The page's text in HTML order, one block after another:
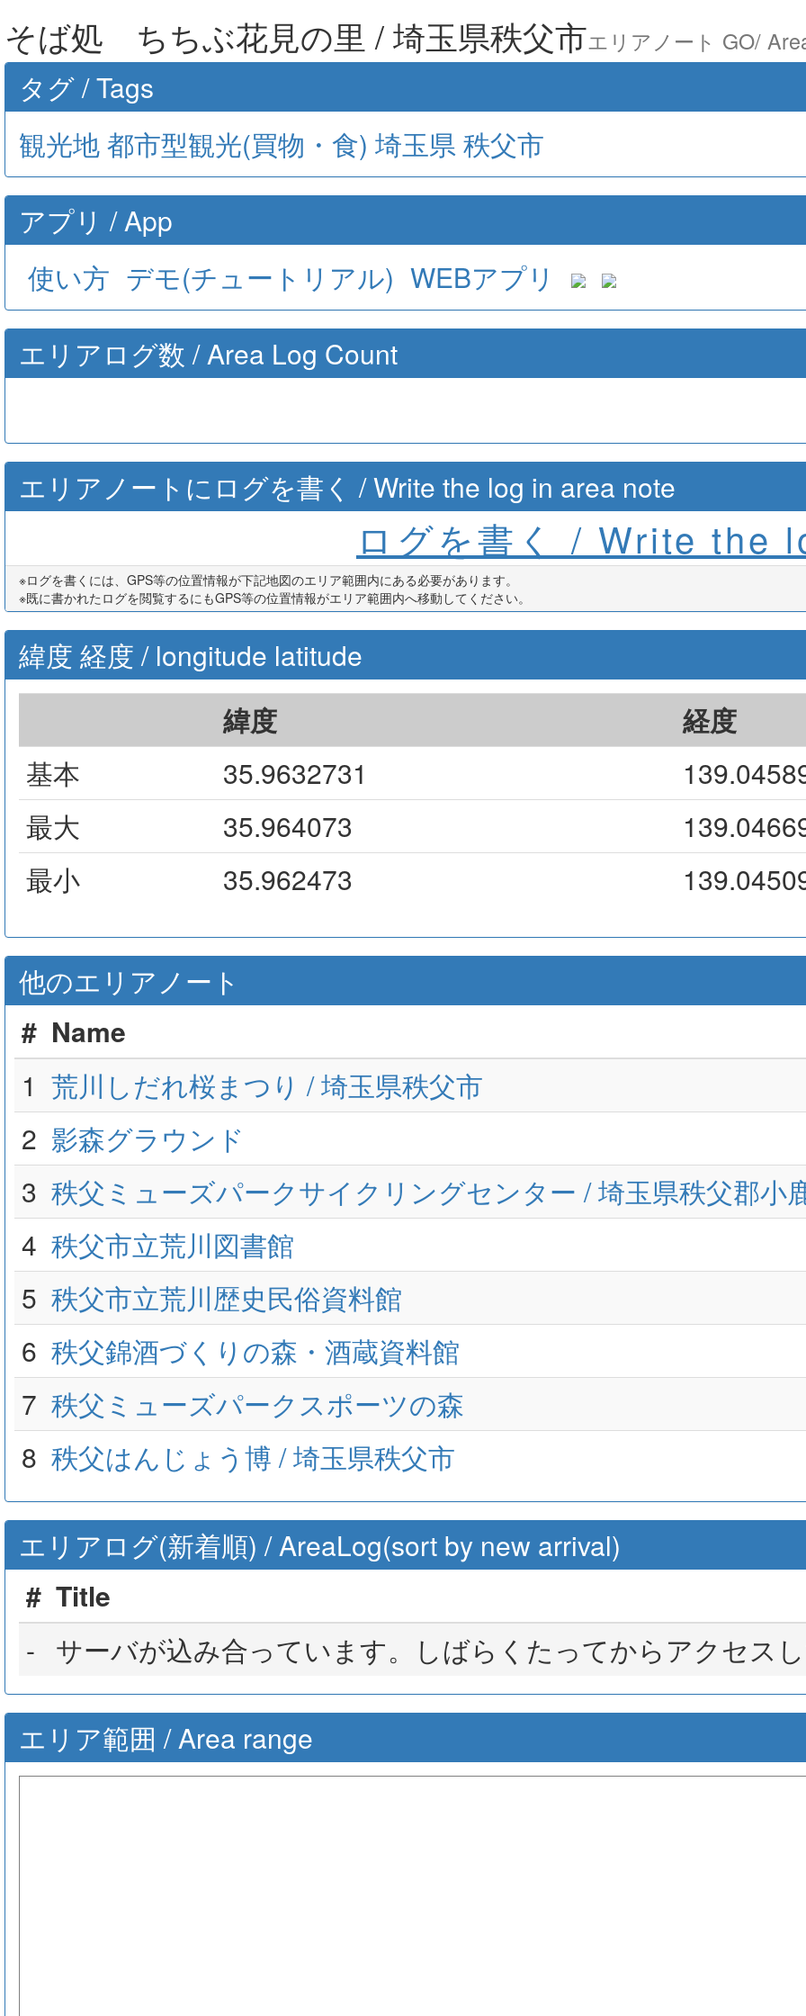
そば処 ちちぶ花見の里 / 埼玉県秩父市エリアノート GO/
タグ / Tags
観光地都市型観光(買物・食) 埼玉県秩父市
アプリ / App
使い方 デモ(チュートリアル) WEBアプリ
エリアログ数 / Area Log Count
エリアノートにログを書く / Write the log in area note
ログを書く / Write the
※ログを書くには、GPS等の位置情報が下記地図のエリア範囲内にある必要があります。
※既に書かれたログを閲覧するにもGPS等の位置情報がエリア範囲内へ移動してください。
緯度 経度 / longitude latitude
緯度
経度
基本
35.9632731
最大
35.964073
最小
35.962473
他のエリアノート
# Name
1 荒川しだれ桜まつり / 埼玉県秩父市
2 影森グラウンド
3 秩父ミューズパークサイクリングセンター / 埼玉県秩父郡小
4 秩父市立荒川図書館
5 秩父市立荒川歴史民俗資料館
6 秩父錦酒づくりの森・酒蔵資料館
7 秩父ミューズパークスポーツの森
8 秩父はんじょう博 / 埼玉県秩父市
エリアログ(新着順) / AreaLog(sort by new arrival)
# Title
- サーバが込み合っています。しばらくたってからアクセスし
エリア範囲 / Area range